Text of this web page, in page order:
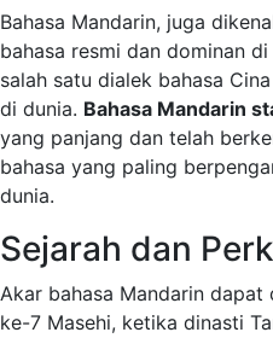
Bahasa Mandarin, juga
bahasa resmi dan dominan
salah satu dialek bahasa
di dunia. Bahasa Mandarin
yang panjang dan telah
bahasa yang paling
dunia.
Sejarah dan
Akar bahasa Mandarin
ke-7 Masehi, ketika dinasti